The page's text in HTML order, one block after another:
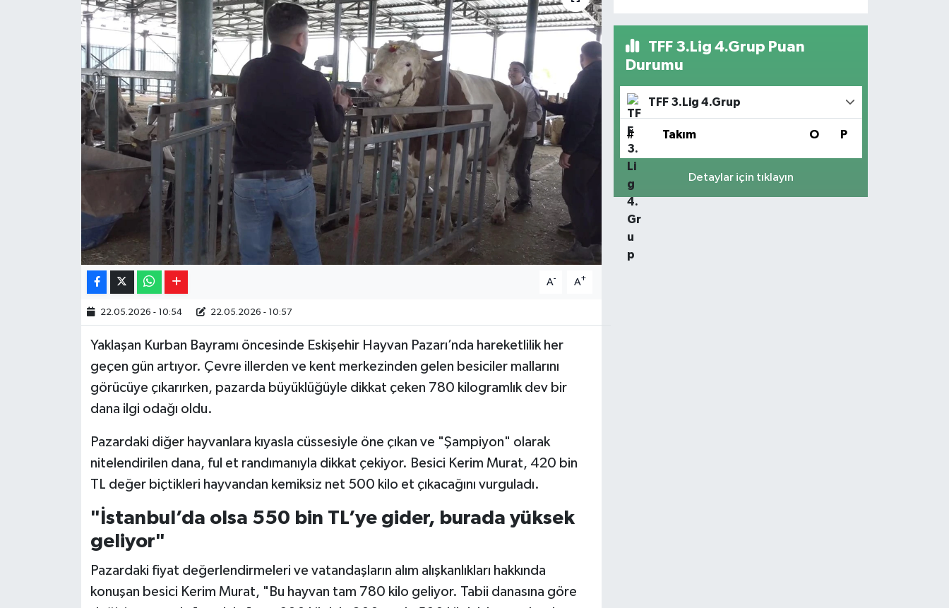
A- A+
22.05.2026 - 10:54 22.05.2026 - 10:57
Yaklaşan Kurban Bayramı öncesinde Eskişehir Hayvan Pazarı’nda hareketlilik her
geçen gün artıyor. Çevre illerden ve kent merkezinden gelen besiciler mallarını
görücüye çıkarırken, pazarda büyüklüğüyle dikkat çeken 780 kilogramlık dev bir
dana ilgi odağı oldu.
Pazardaki diğer hayvanlara kıyasla cüssesiyle öne çıkan ve "Şampiyon" olarak
nitelendirilen dana, ful et randımanıyla dikkat çekiyor. Besici Kerim Murat, 420 bin
TL değer biçtikleri hayvandan kemiksiz net 500 kilo et çıkacağını vurguladı.
"İstanbul’da olsa 550 bin TL’ye gider, burada yüksek
geliyor"
Pazardaki fiyat değerlendirmeleri ve vatandaşların alım alışkanlıkları hakkında
konuşan besici Kerim Murat, "Bu hayvan tam 780 kilo geliyor. Tabii danasına göre
TFF 3.Lig 4.Grup Puan
Durumu
TFF 3.Lig 4.Grup
# Takım O P
Detaylar için tıklayın
Resmi ilanlar